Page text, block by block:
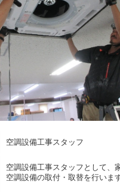
空調設備工事スタッフ
空調設備工事スタッフとして、
空調設備の取付・取替を行います